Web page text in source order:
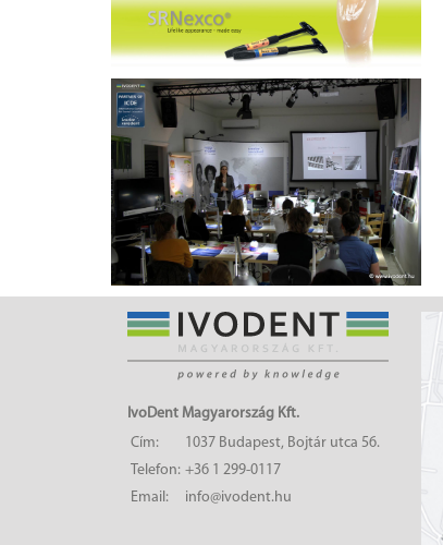
IvoDent Magyarország Kft.
Cím:
1037 Budapest, Bojtár utca 56.
Telefon: +36 1 299-0117
Email:
info@ivodent.hu